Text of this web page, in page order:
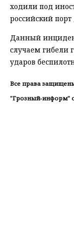
ходили под
российский порт
Данный
случаем гибели
ударов
Все права
"Грозный-информ"